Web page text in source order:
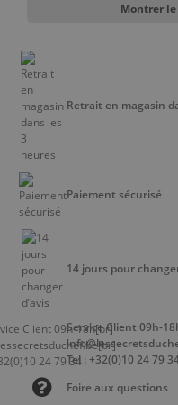
Montrer
Retrait en magasin
Paiement sécurisé
14 jours pour
Service Client 09h-
Tel : +32(0)10 24 79
Foire aux questions